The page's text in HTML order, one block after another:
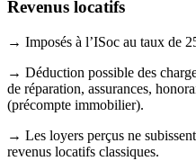
Revenus locatifs
→ Imposés à l’ISoc au taux de
→ Déduction possible des
de réparation, assurances,
(précompte immobilier).
→ Les loyers perçus ne
revenus locatifs classiques.